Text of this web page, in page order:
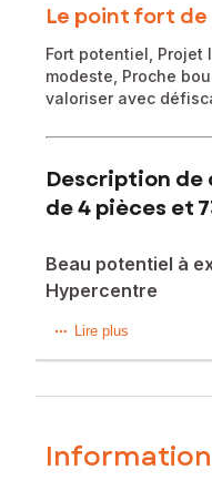
Le point fort
Fort potentiel,
modeste, Proche
valoriser avec
Description de
de 4 pièces et
Beau potentiel à
Hypercentre
Situé dans la
commodités. Proche
agréable, propice à la
Lire plus